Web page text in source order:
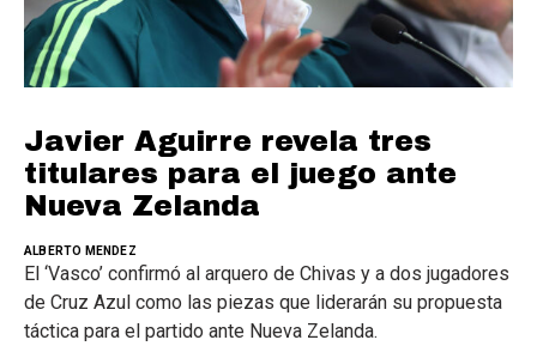
Javier Aguirre revela tres
titulares para el juego ante
Nueva Zelanda
ALBERTO MENDEZ
El ‘Vasco’ confirmó al arquero de Chivas y a dos jugadores
de Cruz Azul como las piezas que liderarán su propuesta
táctica para el partido ante Nueva Zelanda.